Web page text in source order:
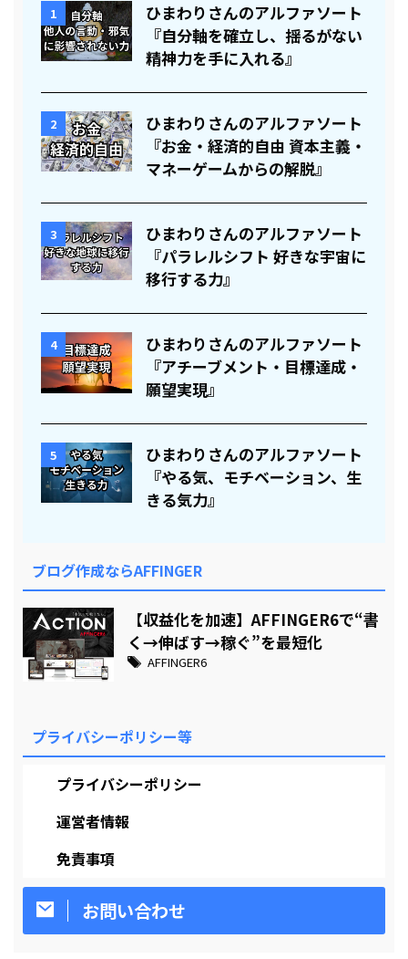
1
ひまわりさんのアルファソート
『自分軸を確立し、揺るがない
精神力を手に入れる』
2
ひまわりさんのアルファソート
『お金・経済的自由 資本主義・
マネーゲームからの解脱』
3
ひまわりさんのアルファソート
『パラレルシフト 好きな宇宙に
移行する力』
4
ひまわりさんのアルファソート
『アチーブメント・目標達成・
願望実現』
5
ひまわりさんのアルファソート
『やる気、モチベーション、生
きる気力』
ブログ作成ならAFFINGER
【収益化を加速】AFFINGER6で“書
く→伸ばす→稼ぐ”を最短化
AFFINGER6
プライバシーポリシー等
プライバシーポリシー
運営者情報
免責事項
お問い合わせ